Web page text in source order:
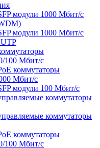
модули 1000 Мбит/c
модули 1000 Мбит/c
100 Мбит/с
коммутаторы
Мбит/с
модули 100 Мбит/c
коммутаторы
коммутаторы
коммутаторы
100 Мбит/с